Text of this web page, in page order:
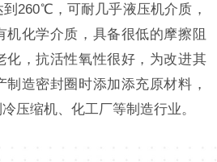
到260℃，可耐几乎液压机介质，
机化学介质，具备很低的摩擦阻
化，抗活性氧性很好，为改进其
造密封圈时添加添充原材料，
压缩机、化工厂等制造行业。